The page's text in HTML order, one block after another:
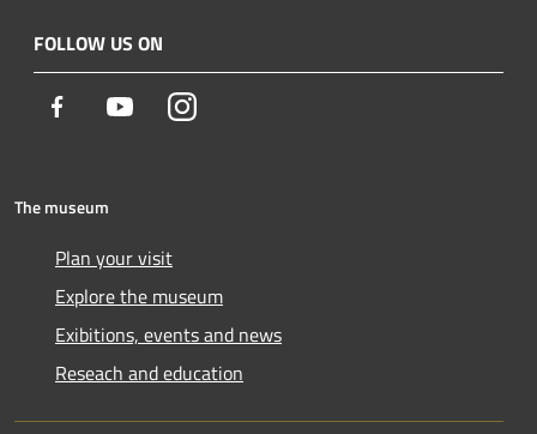
FOLLOW US ON
Facebook YoutubeInstagram
The museum
Plan your visit
Explore the museum
Exibitions, events and news
Reseach and education